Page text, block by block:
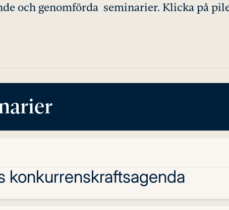
och genomförda seminarier. Klicka på
konkurrenskraftsagenda